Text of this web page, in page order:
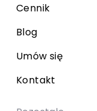
Cennik
Blog
Umów się
Kontakt